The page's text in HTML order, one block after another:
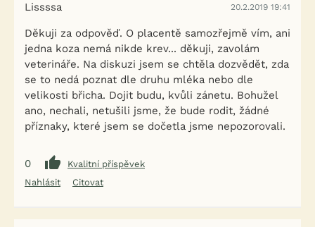
Lissssa 20.2.2019 19:41
Děkuji za odpověď. O placentě samozřejmě vím, ani
jedna koza nemá nikde krev... děkuji, zavolám
veterináře. Na diskuzi jsem se chtěla dozvědět, zda
se to nedá poznat dle druhu mléka nebo dle
velikosti břicha. Dojit budu, kvůli zánetu. Bohužel
ano, nechali, netušili jsme, že bude rodit, žádné
příznaky, které jsem se dočetla jsme nepozorovali.
0
Kvalitní příspěvek
Nahlásit
Citovat